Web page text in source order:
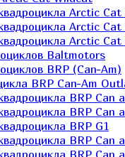
Arctic
Arctic
Arctic Cat
Baltmotors
BRP (Can-Am)
BRP Can-Am
BRP Can
BRP Can
BRP G1
BRP Can
BRP Can